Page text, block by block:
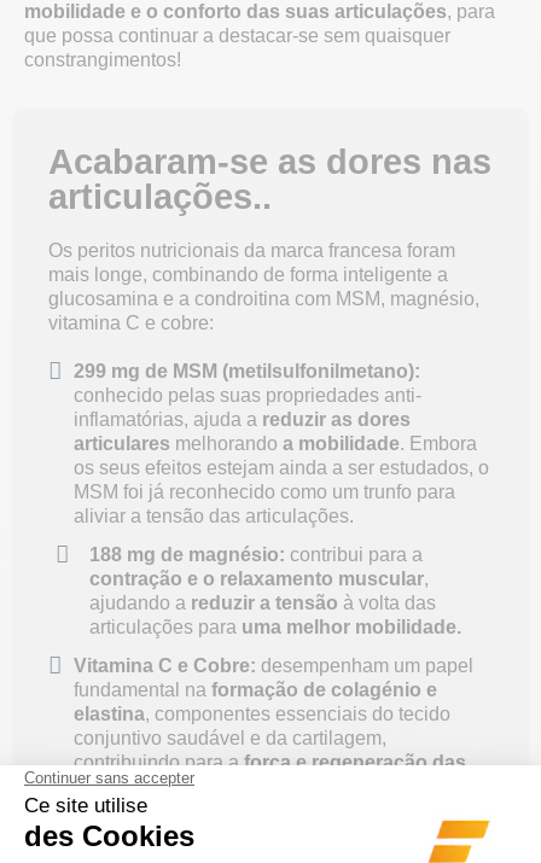
mobilidade e o conforto das suas articulações, para
que possa continuar a destacar-se sem quaisquer
constrangimentos!
Acabaram-se as dores nas
articulações..
Os peritos nutricionais da marca francesa foram
mais longe, combinando de forma inteligente a
glucosamina e a condroitina com MSM, magnésio,
vitamina C e cobre:
299 mg de MSM (metilsulfonilmetano):
conhecido pelas suas propriedades anti-
inflamatórias, ajuda a reduzir as dores
articulares melhorando a mobilidade. Embora
os seus efeitos estejam ainda a ser estudados, o
MSM foi já reconhecido como um trunfo para
aliviar a tensão das articulações.
188 mg de magnésio: contribui para a
contração e o relaxamento muscular,
ajudando a reduzir a tensão à volta das
articulações para uma melhor mobilidade.
Vitamina C e Cobre: desempenham um papel
fundamental na formação de colagénio e
elastina, componentes essenciais do tecido
conjuntivo saudável e da cartilagem,
contribuindo para aforça e regeneração das
articulações.